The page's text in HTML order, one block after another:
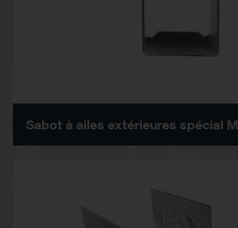
Sabot à ailes extérieures spécial